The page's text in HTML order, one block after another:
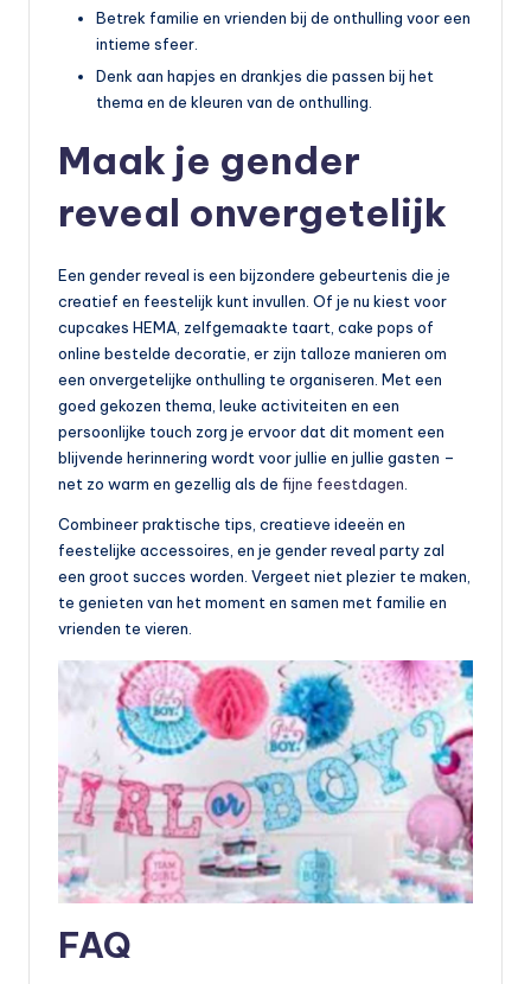
Betrek familie en vrienden bij de onthulling voor een
intieme sfeer.
Denk aan hapjes en drankjes die passen bij het
thema en de kleuren van de onthulling.
Maak je gender
reveal onvergetelijk
Een gender reveal is een bijzondere gebeurtenis die je
creatief en feestelijk kunt invullen. Of je nu kiest voor
cupcakes HEMA, zelfgemaakte taart, cake pops of
online bestelde decoratie, er zijn talloze manieren om
een onvergetelijke onthulling te organiseren. Met een
goed gekozen thema, leuke activiteiten en een
persoonlijke touch zorg je ervoor dat dit moment een
blijvende herinnering wordt voor jullie en jullie gasten –
net zo warm en gezellig als de fijne feestdagen.
Combineer praktische tips, creatieve ideeën en
feestelijke accessoires, en je gender reveal party zal
een groot succes worden. Vergeet niet plezier te maken,
te genieten van het moment en samen met familie en
vrienden te vieren.
FAQ